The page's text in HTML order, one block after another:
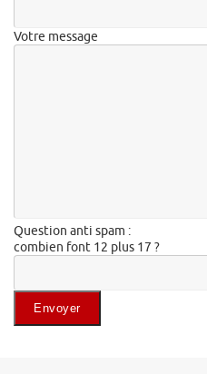
Votre message
Question anti spam :
combien font 12 plus 17 ?